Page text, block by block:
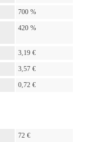
700 %
420 %
3,19 €
3,57 €
0,72 €
72 €